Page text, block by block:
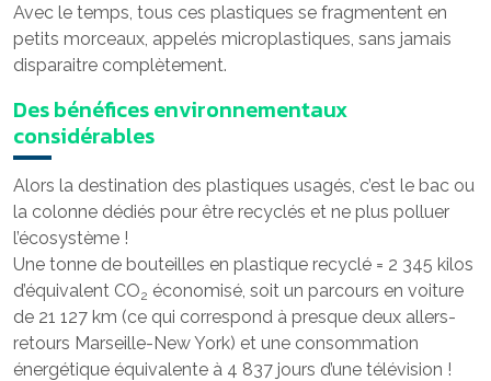
Avec le temps, tous ces plastiques se fragmentent en
petits morceaux, appelés microplastiques, sans jamais
disparaitre complètement.
Des bénéfices environnementaux
considérables
Alors la destination des plastiques usagés, c’est le bac ou
la colonne dédiés pour être recyclés et ne plus polluer
l’écosystème !
Une tonne de bouteilles en plastique recyclé = 2 345 kilos
d’équivalent CO2 économisé, soit un parcours en voiture
de 21 127 km (ce qui correspond à presque deux allers-
retours Marseille-New York) et une consommation
énergétique équivalente à 4 837 jours d’une télévision !